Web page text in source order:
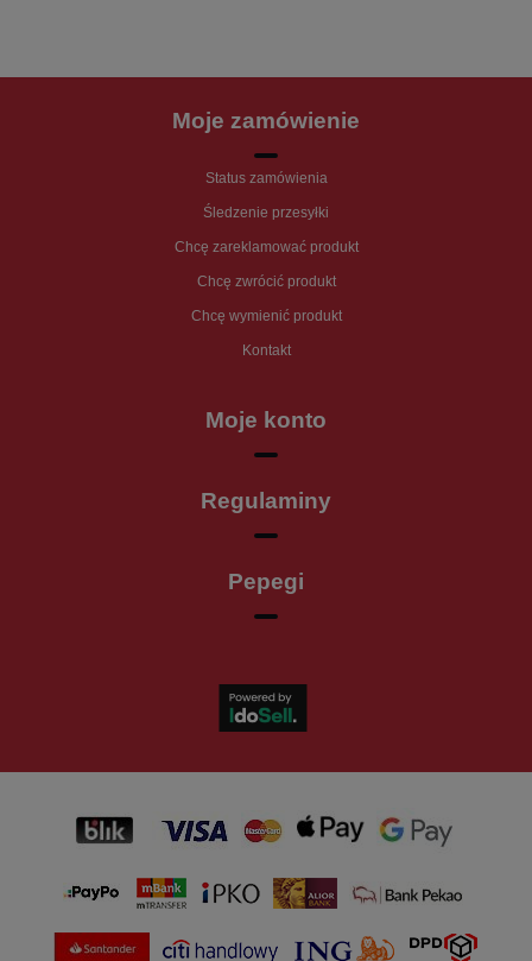
Moje zamówienie
Status zamówienia
Śledzenie przesyłki
Chcę zareklamować produkt
Chcę zwrócić produkt
Chcę wymienić produkt
Kontakt
Moje konto
Regulaminy
Pepegi